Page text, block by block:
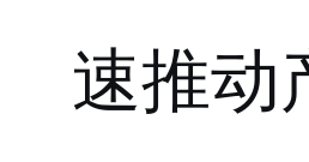
速推动